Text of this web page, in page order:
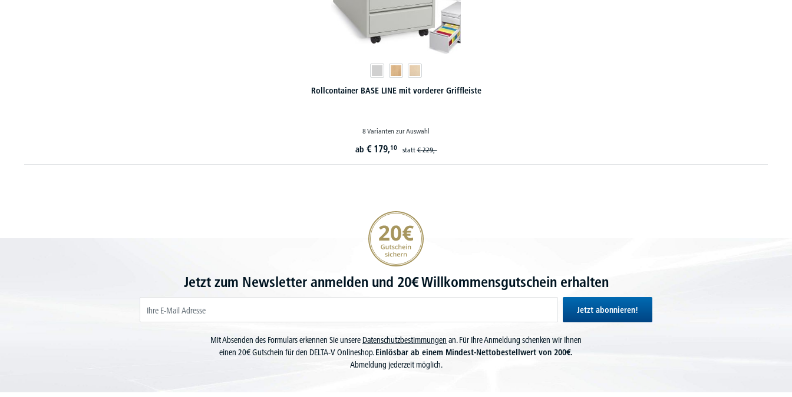
Rollcontainer BASE LINE mit vorderer Griffleiste
8 Varianten zur Auswahl
ab € 179,10 statt€ 229,-
20€ Gutschein sichern
Jetzt zum Newsletter anmelden und 20€ Willkommensgutschein erhalten
Jetzt abonnieren!
Mit Absenden des Formulars erkennen Sie unsere Datenschutzbestimmungen an. Für Ihre Anmeldung schenken wir Ihnen
einen 20€ Gutschein für den DELTA-V Onlineshop.Einlösbar ab einem Mindest-Nettobestellwert von 200€.
Abmeldung jederzeit möglich.